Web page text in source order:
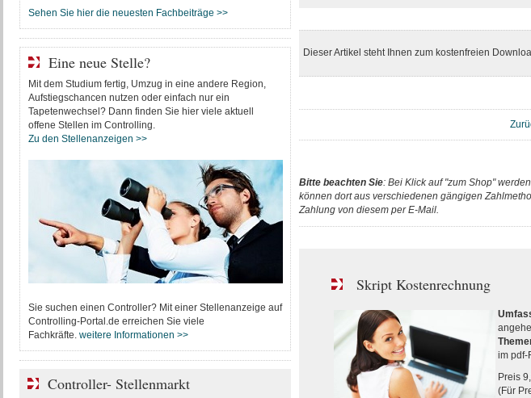
Dieser Artikel steht Ihnen zum kostenfreien
Bitte beachten Sie: Bei Klick auf "zum Shop"
können dort aus verschiedenen gängigen
Zahlung von diesem per E-Mail.
Skript Kostenrechnung
im pdf-
Preis
(Für
Sehen Sie hier die neuesten Fachbeiträge >>
Eine neue Stelle?
Mit dem Studium fertig, Umzug in eine andere Region,
Aufstiegschancen nutzen oder einfach nur ein
Tapetenwechsel? Dann finden Sie hier viele aktuell
offene Stellen im Controlling.
Zu den Stellenanzeigen >>
Sie suchen einen Controller? Mit einer Stellenanzeige auf
Controlling-Portal.de erreichen Sie viele
Fachkräfte. weitere Informationen >>
Controller- Stellenmarkt